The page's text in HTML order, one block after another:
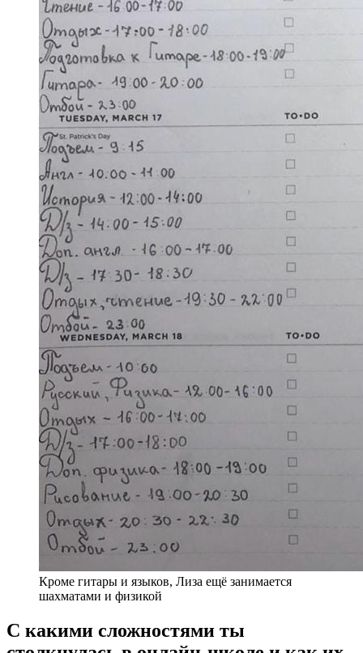
Кроме гитары и языков, Лиза ещё занимается
шахматами и физикой
С какими сложностями ты